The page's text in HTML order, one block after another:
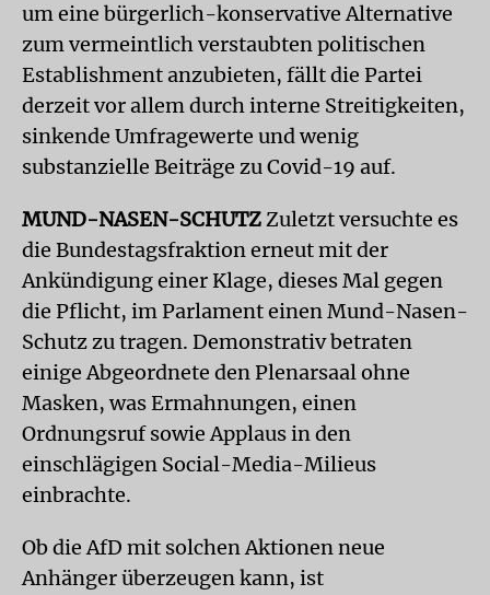
um eine bürgerlich-konservative Alternative
zum vermeintlich verstaubten politischen
Establishment anzubieten, fällt die Partei
derzeit vor allem durch interne Streitigkeiten,
sinkende Umfragewerte und wenig
substanzielle Beiträge zu Covid-19 auf.
MUND-NASEN-SCHUTZZuletzt versuchte es
die Bundestagsfraktion erneut mit der
Ankündigung einer Klage, dieses Mal gegen
die Pflicht, im Parlament einen Mund-Nasen-
Schutz zu tragen. Demonstrativ betraten
einige Abgeordnete den Plenarsaal ohne
Masken, was Ermahnungen, einen
Ordnungsruf sowie Applaus in den
einschlägigen Social-Media-Milieus
einbrachte.
Ob die AfD mit solchen Aktionen neue
Anhänger überzeugen kann, ist